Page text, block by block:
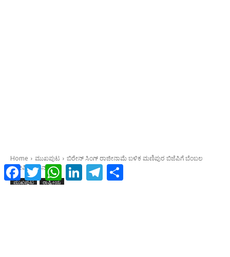
Facebook
Twitter WhatsAppLinkedInTelegram